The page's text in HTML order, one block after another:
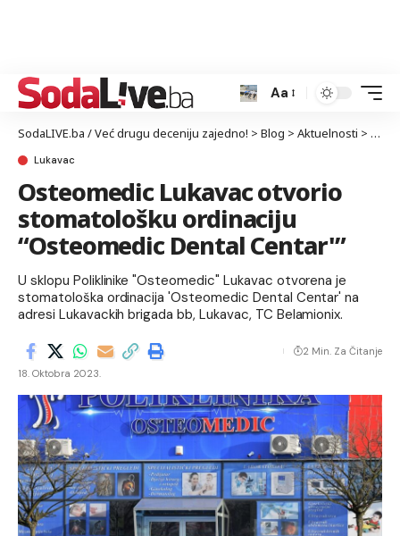
Aa
SodaLIVE.ba / Već drugu deceniju zajedno! > Blog > Aktuelnosti >
Lukavac
Osteomedic Lukavac otvorio
stomatološku ordinaciju
“Osteomedic Dental Centar'”
U sklopu Poliklinike "Osteomedic" Lukavac otvorena je
stomatološka ordinacija 'Osteomedic Dental Centar' na
adresi Lukavackih brigada bb, Lukavac, TC Belamionix.
18. Oktobra 2023.
2 Min. Za Čitanje